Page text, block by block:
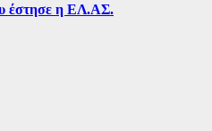
έστησε η ΕΛ.ΑΣ.